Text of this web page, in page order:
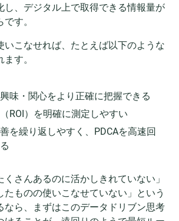
し、デジタル上で取得できる情報量が
す。
いこなせれば、たとえば以下のような
す。
味・関心をより正確に把握できる
ROI）を明確に測定しやすい
を繰り返しやすく、PDCAを高速回
くさんあるのに活かしきれていない」
たものの使いこなせていない」という
なら、まずはこのデータドリブン思考